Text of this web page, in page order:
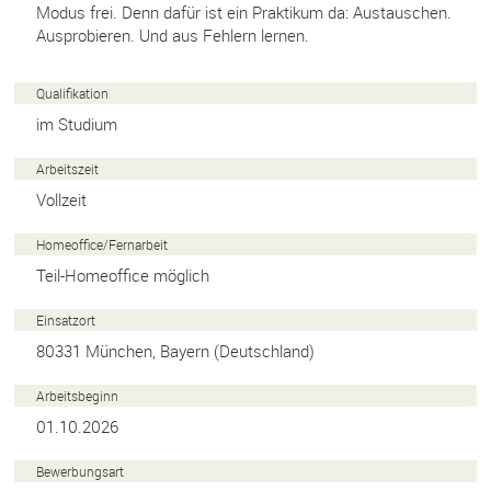
Modus frei. Denn dafür ist ein Praktikum da: Austauschen.
Ausprobieren. Und aus Fehlern lernen.
Qualifikation
im Studium
Arbeitszeit
Vollzeit
Homeoffice/Fernarbeit
Teil-Homeoffice möglich
Einsatzort
80331 München, Bayern (Deutschland)
Arbeitsbeginn
01.10.2026
Bewerbungsart